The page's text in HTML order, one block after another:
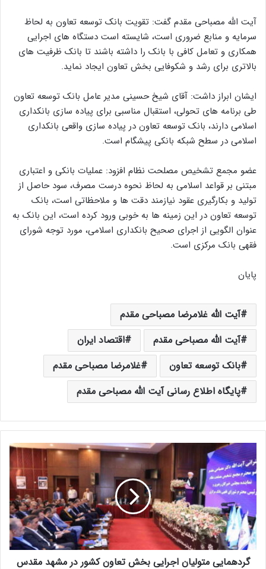
آیت الله مصباحی مقدم گفت: تقویت بانک توسعه تعاون به لحاظ
سرمایه و منابع ضروری است، شایسته است دستگاه های اجرایی
همکاری و تعامل کافی با بانک را داشته باشند تا بانک ظرفیت های
بالاتری برای رشد و شکوفایی بخش تعاون ایجاد نماید.
ایشان ابراز داشت: آقای شیخ حسینی مدیر عامل بانک توسعه تعاون
طی برنامه های تحولی، استقبال مناسبی برای پیاده سازی بانکداری
اسلامی دارند، بانک توسعه تعاون در پیاده سازی واقعی بانکداری
اسلامی در سطح شبکه بانکی پیشگام است.
عضو مجمع تشخیص مصلحت نظام افزود: عملیات بانکی و اعتباری
مبتنی بر قواعد اسلامی به لحاظ نحوه درست مصرف، سود حاصل از
تولید و بکارگیری عقود نیازمند دقت ها و ملاحظاتی است، بانک
توسعه تعاون در این زمینه ها به خوبی ورود کرده است، این بانک به
عنوان الگویی از اجرای صحیح بانکداری اسلامی، مورد توجه شورای
فقهی بانک مرکزی است.
پایان
آیت الله غلامرضا مصباحی مقدم
آیت الله مصباحی مقدم
اقتصاد ایران
بانک توسعه تعاون
غلامرضا مصباحی مقدم
پایگاه اطلاع رسانی آیت الله مصباحی مقدم
گ
ر
د
ه
م
ا
ی
ی
م
گردهمایی متولیان اجرایی بخش تعاون کشور در مشهد مقدس